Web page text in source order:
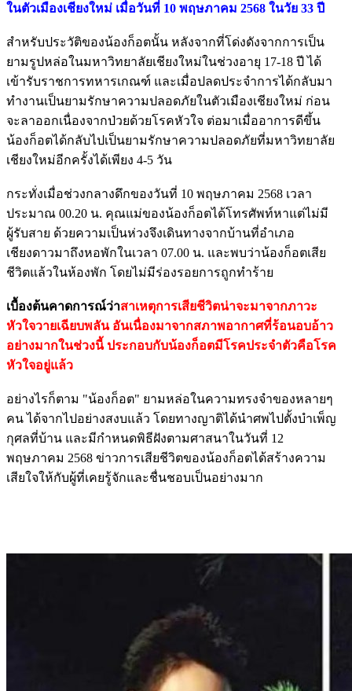
ในตัวเมืองเชียงใหม่ เมื่อวันที่ 10 พฤษภาคม 2568 ในวัย 33 ปี
สำหรับประวัติของน้องก็อตนั้น หลังจากที่โด่งดังจากการเป็น
ยามรูปหล่อในมหาวิทยาลัยเชียงใหม่ในช่วงอายุ 17-18 ปี ได้
เข้ารับราชการทหารเกณฑ์ และเมื่อปลดประจำการได้กลับมา
ทำงานเป็นยามรักษาความปลอดภัยในตัวเมืองเชียงใหม่ ก่อน
จะลาออกเนื่องจากป่วยด้วยโรคหัวใจ ต่อมาเมื่ออาการดีขึ้น
น้องก็อตได้กลับไปเป็นยามรักษาความปลอดภัยที่มหาวิทยาลัย
เชียงใหม่อีกครั้งได้เพียง 4-5 วัน
กระทั่งเมื่อช่วงกลางดึกของวันที่ 10 พฤษภาคม 2568 เวลา
ประมาณ 00.20 น. คุณแม่ของน้องก็อตได้โทรศัพท์หาแต่ไม่มี
ผู้รับสาย ด้วยความเป็นห่วงจึงเดินทางจากบ้านที่อำเภอ
เชียงดาวมาถึงหอพักในเวลา 07.00 น. และพบว่าน้องก็อตเสีย
ชีวิตแล้วในห้องพัก โดยไม่มีร่องรอยการถูกทำร้าย
เบื้องต้นคาดการณ์ว่าสาเหตุการเสียชีวิตน่าจะมาจากภาวะ
หัวใจวายเฉียบพลัน อันเนื่องมาจากสภาพอากาศที่ร้อนอบอ้าว
อย่างมากในช่วงนี้ ประกอบกับน้องก็อตมีโรคประจำตัวคือโรค
หัวใจอยู่แล้ว
อย่างไรก็ตาม "น้องก็อต" ยามหล่อในความทรงจำของหลายๆ
คน ได้จากไปอย่างสงบแล้ว โดยทางญาติได้นำศพไปตั้งบำเพ็ญ
กุศลที่บ้าน และมีกำหนดพิธีฝังตามศาสนาในวันที่ 12
พฤษภาคม 2568 ข่าวการเสียชีวิตของน้องก็อตได้สร้างความ
เสียใจให้กับผู้ที่เคยรู้จักและชื่นชอบเป็นอย่างมาก